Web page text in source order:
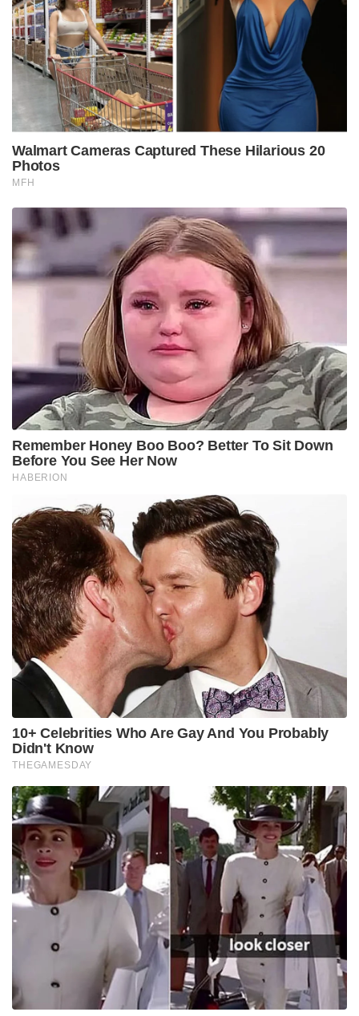
Walmart Cameras Captured These Hilarious 20
Photos
MFH
Remember Honey Boo Boo? Better To Sit Down
Before You See Her Now
HABERION
10+ Celebrities Who Are Gay And You Probably
Didn't Know
THEGAMESDAY